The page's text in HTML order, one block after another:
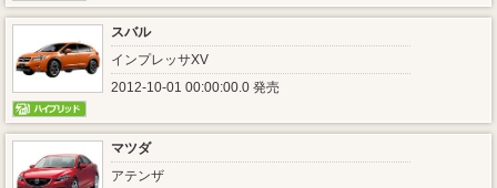
スバル
インプレッサXV
2012-10-01 00:00:00.0 発売
マツダ
アテンザ